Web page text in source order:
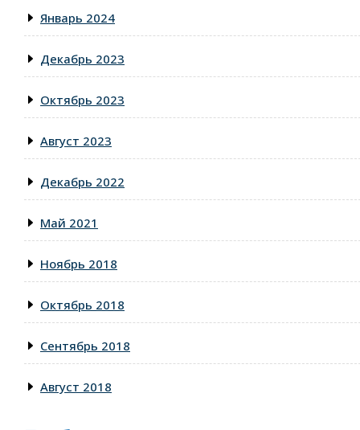
Январь 2024
Декабрь 2023
Октябрь 2023
Август 2023
Декабрь 2022
Май 2021
Ноябрь 2018
Октябрь 2018
Сентябрь 2018
Август 2018